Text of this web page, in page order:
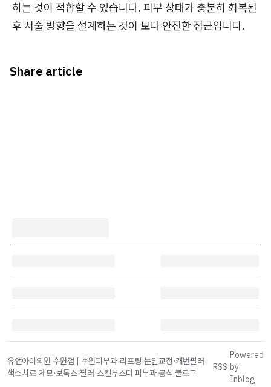
하는 것이 적합할 수 있습니다. 피부 상태가 충분히 회복된
후 시술 방향을 설계하는 것이 보다 안전한 접근입니다.
Share article
유앤아이의원 수원점 | 수원피부과·리프팅·눈밑교정·캐번필러·
색소치료·제모·보톡스·필러·스킨부스터 피부과 공식 블로그
RSS·
Powered
by
Inblog